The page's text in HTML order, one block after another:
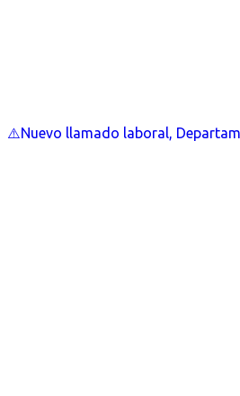
⚠️Nuevo llamado laboral,